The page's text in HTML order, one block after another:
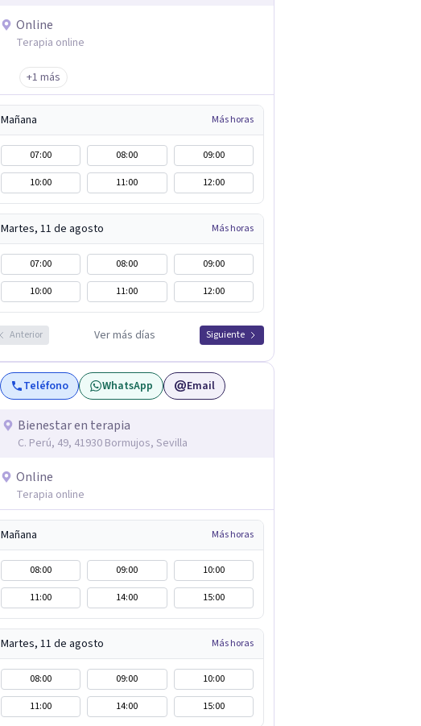
Online
Terapia online
+1 más
Mañana Más horas
07:00 08:00
09:00
10:00
11:00 12:00
Martes, 11 de agosto Más horas
07:00 08:00
09:00
10:00
11:00 12:00
Anterior Ver más días Siguiente
Teléfono WhatsApp Email
Bienestar en terapia
C. Perú, 49, 41930 Bormujos, Sevilla
Online
Terapia online
Mañana Más horas
08:00 09:00
10:00
11:00
14:00 15:00
Martes, 11 de agosto Más horas
08:00 09:00
10:00
11:00
14:00 15:00